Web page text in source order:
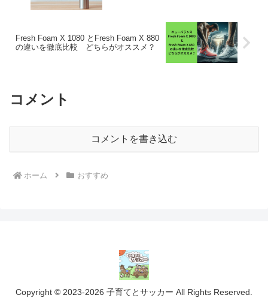
Fresh Foam X 1080 とFresh Foam X 880
の違いを徹底比較 どちらがオススメ？
コメント
コメントを書き込む
ホーム おすすめ
Copyright © 2023-2026 子育てとサッカー All Rights Reserved.